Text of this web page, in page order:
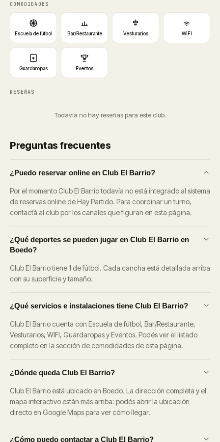
COMODIDADES
Escuela de fútbol Bar/Restaurante Vesturarios WIFI
Guardaropas Eventos
RESEÑAS
Todavía no hay reseñas para este club.
Preguntas frecuentes
¿Puedo reservar online en Club El Barrio?
Por el momento Club El Barrio todavía no está integrado al sistema
de reservas online de Hay Partido. Para coordinar un turno,
contactá al club por los canales que figuran en esta página.
¿Qué deportes se pueden jugar en Club El Barrio en
Boedo?
Club El Barrio tiene 1 de fútbol. Cada cancha está detallada arriba
con su superficie y tamaño.
¿Qué servicios e instalaciones tiene Club El Barrio?
Club El Barrio cuenta con Escuela de fútbol, Bar/Restaurante,
Vesturarios, WIFI, Guardaropas y Eventos. Podés ver el listado
completo en la sección de comodidades de esta página.
¿Dónde queda Club El Barrio?
Club El Barrio está ubicado en Boedo. La dirección completa y el
mapa interactivo están más arriba: podés abrir la ubicación
directo en Google Maps para ver cómo llegar.
¿Cómo puedo contactar a Club El Barrio?